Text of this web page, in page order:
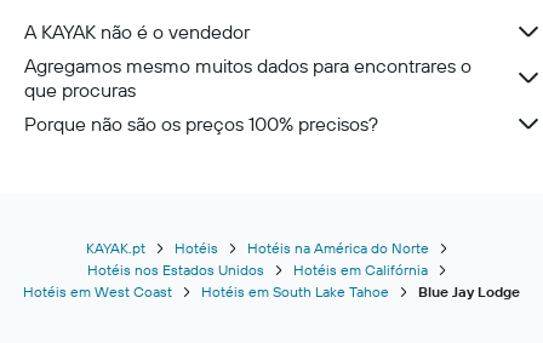
A KAYAK não é o vendedor
Agregamos mesmo muitos dados para encontrares o
que procuras
Porque não são os preços 100% precisos?
KAYAK.pt Hotéis
Hotéis na América do Norte
Hotéis nos Estados Unidos
Hotéis em Califórnia
Hotéis em West Coast
Hotéis em South Lake Tahoe Blue Jay Lodge